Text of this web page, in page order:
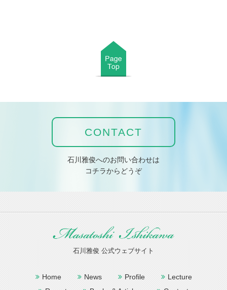
CONTACT
石川雅俊へのお問い合わせは
コチラからどうぞ
石川雅俊 公式ウェブサイト
Home News Profile
Lecture